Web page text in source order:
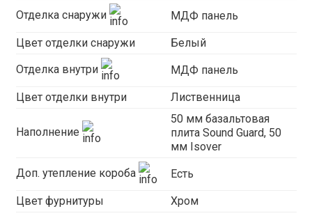
Отделка снаружи МДФ панель
Цвет отделки снаружи Белый
Отделка внутри МДФ панель
Цвет отделки внутри Лиственница
Наполнение
50 мм базальтовая
плита Sound Guard, 50
мм Isover
Доп. утепление короба Есть
Цвет фурнитуры
Хром